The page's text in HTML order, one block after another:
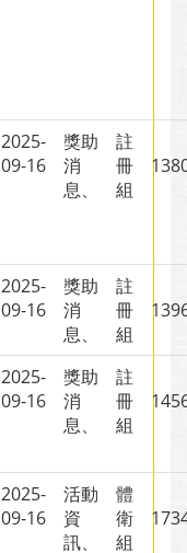
2025-
09-16
獎助
消
息、
註
冊
組
2025-
09-16
獎助
消
息、
註
冊
組
2025-
09-16
獎助
消
息、
註
冊
組
2025-
09-16
活動
資
訊、
體
衛
組